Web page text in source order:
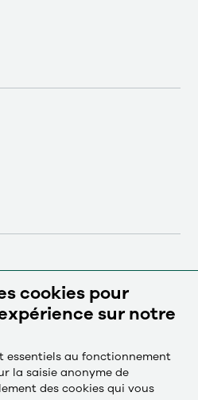
cookies pour
sur notre
essentiels au fonctionnement
la saisie anonyme de
des cookies qui vous